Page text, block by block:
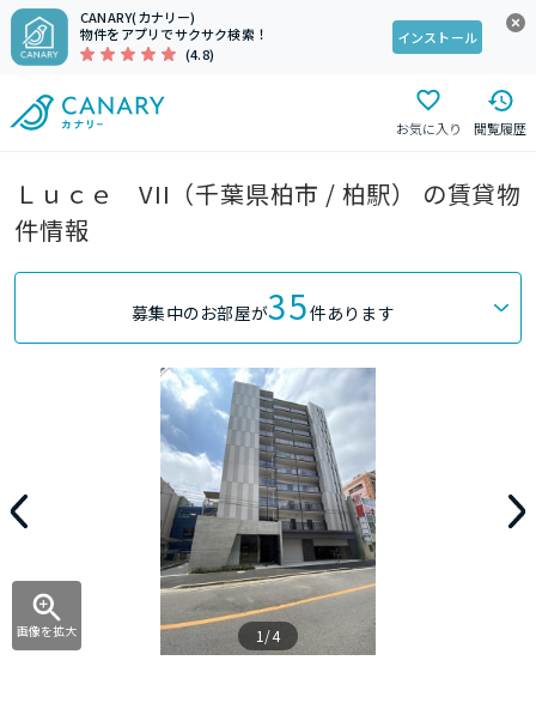
CANARY(カナリー)
物件をアプリでサクサク検索！
(4.8)
インストール
お気に入り 閲覧履歴
Ｌｕｃｅ VII（千葉県柏市 / 柏駅） の賃貸物
件情報
募集中のお部屋が35件あります
画像を拡大 1/4